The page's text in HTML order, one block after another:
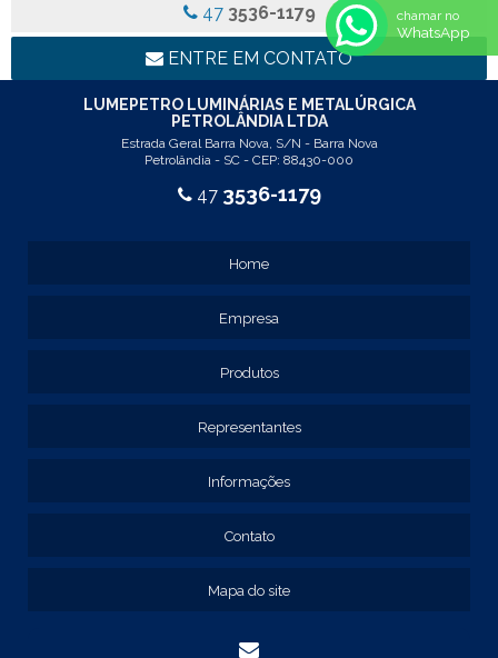
LINHA LUMINÁRIA COMERCIAL DE EMBUTIR
REF: 102005
REF: 103005
REF: 105015
47 3536-1179
ENTRE EM CONTATO
LUMEPETRO LUMINÁRIAS E METALÚRGICA
PETROLÂNDIA LTDA
Estrada Geral Barra Nova, S/N - Barra Nova
Petrolândia - SC - CEP: 88430-000
47 3536-1179
Home
Empresa
Produtos
Representantes
Informações
Contato
Mapa do site
chamar no
WhatsApp